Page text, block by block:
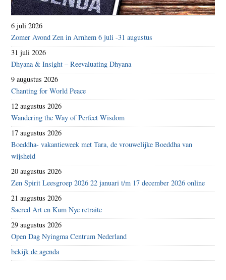
6 juli 2026
Zomer Avond Zen in Arnhem 6 juli -31 augustus
31 juli 2026
Dhyana & Insight – Reevaluating Dhyana
9 augustus 2026
Chanting for World Peace
12 augustus 2026
Wandering the Way of Perfect Wisdom
17 augustus 2026
Boeddha- vakantieweek met Tara, de vrouwelijke Boeddha van
wijsheid
20 augustus 2026
Zen Spirit Leesgroep 2026 22 januari t/m 17 december 2026 online
21 augustus 2026
Sacred Art en Kum Nye retraite
29 augustus 2026
Open Dag Nyingma Centrum Nederland
bekijk de agenda